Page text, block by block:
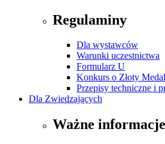
Regulaminy
Dla wystawców
Warunki uczestnictwa
Formularz U
Konkurs o Złoty Medal
Przepisy techniczne i
Dla Zwiedzających
Ważne informacje